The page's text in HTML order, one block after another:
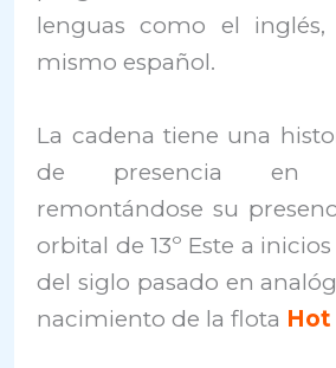
lenguas como el
mismo español.
La cadena tiene una
de presencia en
remontándose su
orbital de 13º Este a
del siglo pasado en
nacimiento de la flota Hot